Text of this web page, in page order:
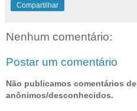
Compartilhar
Nenhum comentário:
Postar um comentário
Não publicamos comentários de
anônimos/desconhecidos.